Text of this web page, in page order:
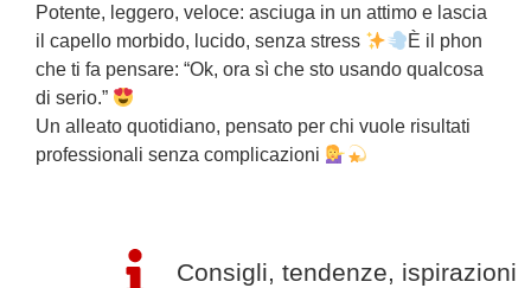
Potente, leggero, veloce: asciuga in un attimo e lascia
il capello morbido, lucido, senza stress
È il phon
che ti fa pensare: “Ok, ora sì che sto usando qualcosa
di serio.”
Un alleato quotidiano, pensato per chi vuole risultati
professionali senza complicazioni
Consigli, tendenze, ispirazioni